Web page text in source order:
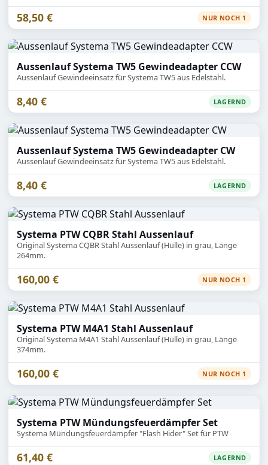
58,50 € NUR NOCH 1
Aussenlauf Systema TW5 Gewindeadapter CCW
Aussenlauf Gewindeeinsatz für Systema TW5 aus Edelstahl.
8,40 € LAGERND
Aussenlauf Systema TW5 Gewindeadapter CW
Aussenlauf Gewindeeinsatz für Systema TW5 aus Edelstahl.
8,40 € LAGERND
Systema PTW CQBR Stahl Aussenlauf
Original Systema CQBR Stahl Aussenlauf (Hülle) in grau, Länge
264mm.
160,00 € NUR NOCH 1
Systema PTW M4A1 Stahl Aussenlauf
Original Systema M4A1 Stahl Aussenlauf (Hülle) in grau, Länge
374mm.
160,00 € NUR NOCH 1
Systema PTW Mündungsfeuerdämpfer Set
Systema Mündungsfeuerdämpfer "Flash Hider" Set für PTW
61,40 € LAGERND